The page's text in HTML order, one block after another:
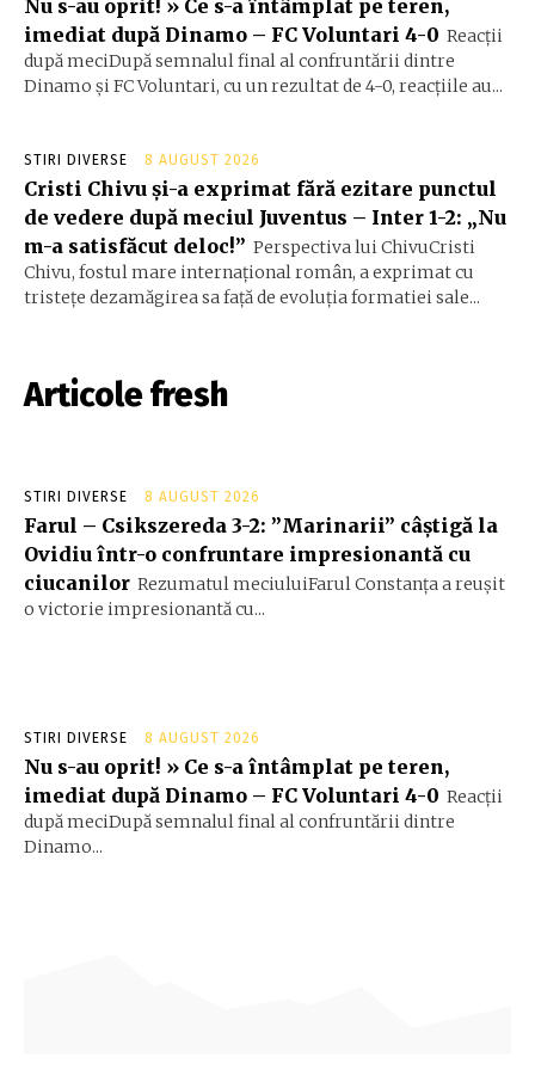
Nu s-au oprit! » Ce s-a întâmplat pe teren,
imediat după Dinamo – FC Voluntari 4-0 Reacții
după meciDupă semnalul final al confruntării dintre
Dinamo și FC Voluntari, cu un rezultat de 4-0, reacțiile au...
STIRI DIVERSE 8 AUGUST 2026
Cristi Chivu și-a exprimat fără ezitare punctul
de vedere după meciul Juventus – Inter 1-2: „Nu
m-a satisfăcut deloc!” Perspectiva lui ChivuCristi
Chivu, fostul mare internațional român, a exprimat cu
tristețe dezamăgirea sa față de evoluția formatiei sale...
Articole fresh
STIRI DIVERSE 8 AUGUST 2026
Farul – Csikszereda 3-2: ”Marinarii” câștigă la
Ovidiu într-o confruntare impresionantă cu
ciucanilor Rezumatul meciuluiFarul Constanța a reușit
o victorie impresionantă cu...
STIRI DIVERSE 8 AUGUST 2026
Nu s-au oprit! » Ce s-a întâmplat pe teren,
imediat după Dinamo – FC Voluntari 4-0 Reacții
după meciDupă semnalul final al confruntării dintre
Dinamo...